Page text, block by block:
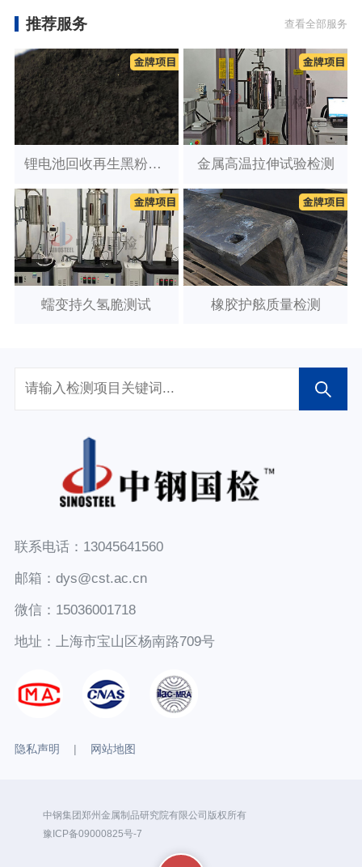
推荐服务 查看全部服务
锂电池回收再生黑粉检测 金属高温拉伸试验检测
蠕变持久氢脆测试 橡胶护舷质量检测
联系电话：13045641560
邮箱：dys@cst.ac.cn
微信：15036001718
地址：上海市宝山区杨南路709号
隐私声明 | 网站地图
中钢集团郑州金属制品研究院有限公司版权所有
豫ICP备09000825号-7